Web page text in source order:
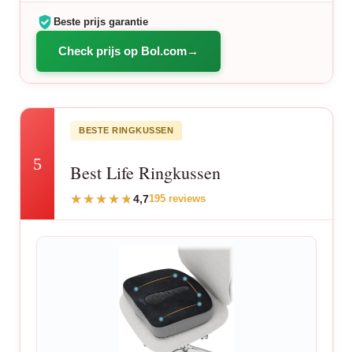
Beste prijs garantie
Check prijs op Bol.com
5
BESTE RINGKUSSEN
Best Life Ringkussen
4,7195 reviews